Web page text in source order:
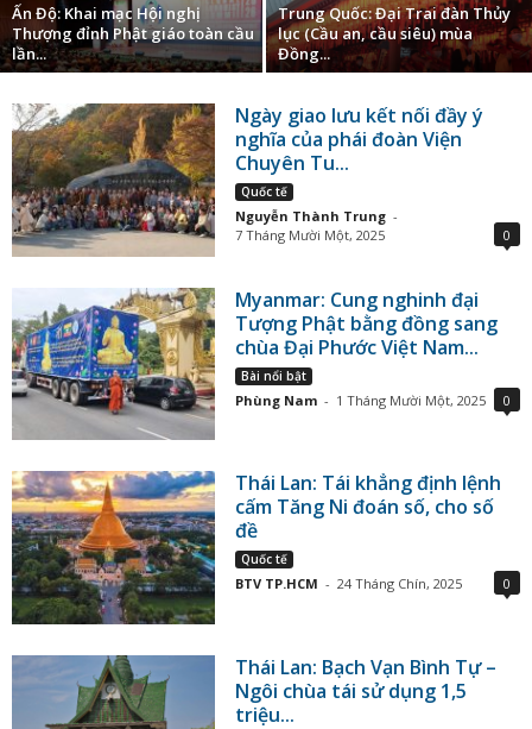
Ấn Độ: Khai mạc Hội nghị
Thượng đỉnh Phật giáo toàn cầu
lần...
Trung Quốc: Đại Trai đàn Thủy
lục (Cầu an, cầu siêu) mùa
Đồng...
Ngày giao lưu kết nối đầy ý
nghĩa của phái đoàn Viện
Chuyên Tu...
Quốc tế
Nguyễn Thành Trung -
7 Tháng Mười Một, 2025
0
Myanmar: Cung nghinh đại
Tượng Phật bằng đồng sang
chùa Đại Phước Việt Nam...
Bài nổi bật
Phùng Nam - 1 Tháng Mười Một, 2025 0
Thái Lan: Tái khẳng định lệnh
cấm Tăng Ni đoán số, cho số
đề
Quốc tế
BTV TP.HCM - 24 Tháng Chín, 2025 0
Thái Lan: Bạch Vạn Bình Tự –
Ngôi chùa tái sử dụng 1,5
triệu...